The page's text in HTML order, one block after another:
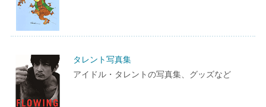
タレント写真集
アイドル・タレントの写真集、グッズなど